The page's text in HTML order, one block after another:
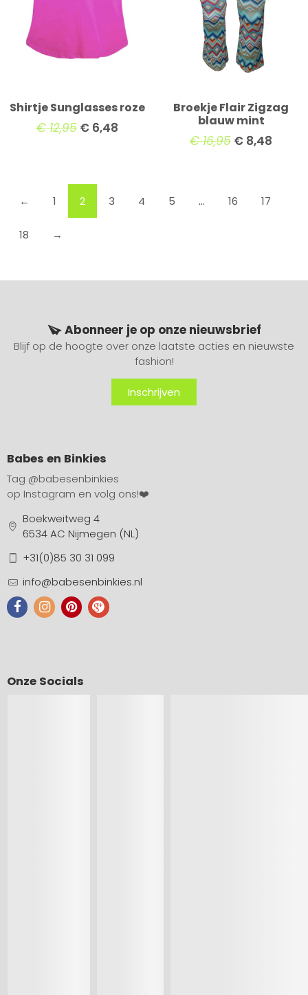
Shirtje Sunglasses roze
€12,95 €6,48
Broekje Flair Zigzag
blauw mint
€16,95 € 8,48
← 1 2 3 4 5 … 16 17
18 →
Abonneer je op onze nieuwsbrief
Blijf op de hoogte over onze laatste acties en nieuwste
fashion!
Inschrijven
Babes en Binkies
Tag @babesenbinkies
op Instagram en volg ons!❤️
Boekweitweg 4
6534 AC Nijmegen (NL)
+31(0)85 30 31 099
info@babesenbinkies.nl
Onze Socials